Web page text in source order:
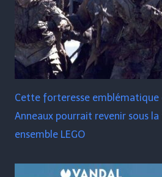
Cette forteresse emblématique
Anneaux pourrait revenir sous
ensemble LEGO